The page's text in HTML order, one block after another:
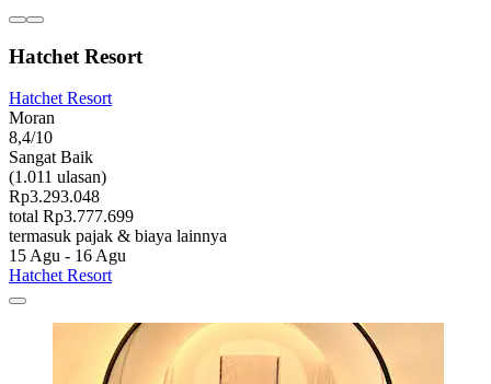
Hatchet Resort
Hatchet Resort
Moran
8,4/10
Sangat Baik
(1.011 ulasan)
Rp3.293.048
total Rp3.777.699
termasuk pajak & biaya lainnya
15 Agu - 16 Agu
Hatchet Resort